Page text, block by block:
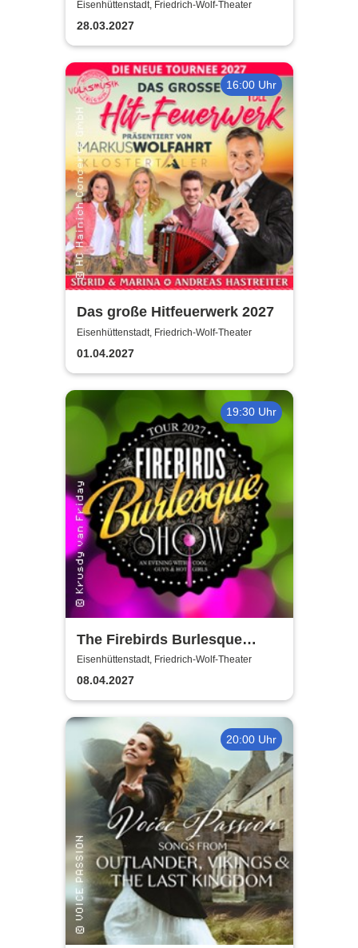
Eisenhüttenstadt, Friedrich-Wolf-Theater
28.03.2027
16:00 Uhr
Das große Hitfeuerwerk 2027
Eisenhüttenstadt, Friedrich-Wolf-Theater
01.04.2027
19:30 Uhr
The Firebirds Burlesque
Show 2027
Eisenhüttenstadt, Friedrich-Wolf-Theater
08.04.2027
20:00 Uhr